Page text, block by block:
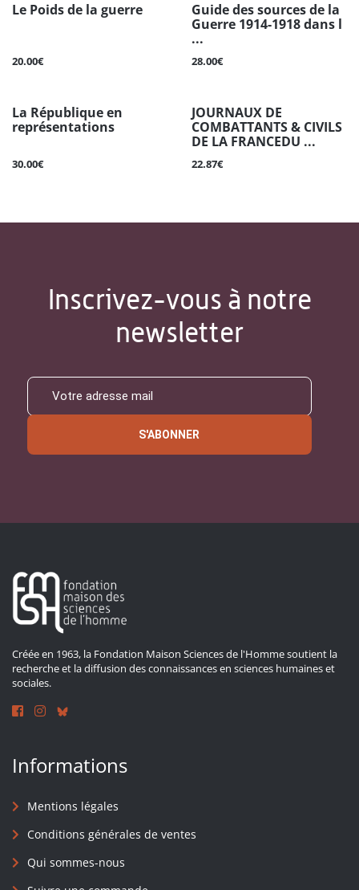
Le Poids de la guerre
20.00€
Guide des sources de la
Guerre 1914-1918 dans l
...
28.00€
La République en
représentations
30.00€
JOURNAUX DE
COMBATTANTS & CIVILS
DE LA FRANCEDU ...
22.87€
Inscrivez-vous à notre
newsletter
S'ABONNER
Créée en 1963, la Fondation Maison Sciences de l'Homme soutient la
recherche et la diffusion des connaissances en sciences humaines et
sociales.
Informations
Mentions légales
Conditions générales de ventes
Qui sommes-nous